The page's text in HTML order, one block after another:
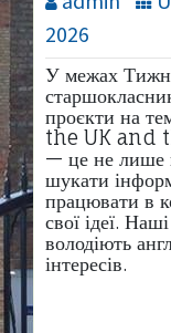
2026
У межах
проєкти на
the UK and
— це не лише
шукати
працювати в
свої ідеї.
володіють
інтересів.